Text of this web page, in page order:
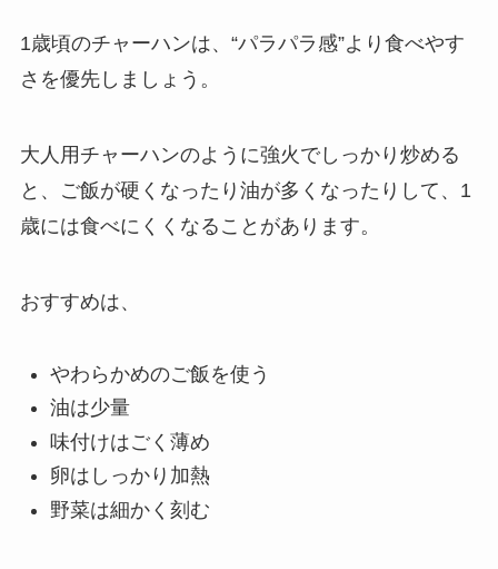
1歳頃のチャーハンは、“パラパラ感”より食べやす
さを優先しましょう。
大人用チャーハンのように強火でしっかり炒める
と、ご飯が硬くなったり油が多くなったりして、1
歳には食べにくくなることがあります。
おすすめは、
やわらかめのご飯を使う
油は少量
味付けはごく薄め
卵はしっかり加熱
野菜は細かく刻む